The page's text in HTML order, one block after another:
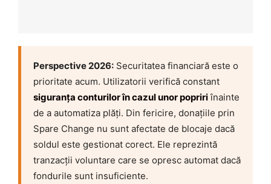
Perspective 2026: Securitatea financiară este o
prioritate acum. Utilizatorii verifică constant
siguranța conturilor în cazul unor popririînainte
de a automatiza plăți. Din fericire, donațiile prin
Spare Change nu sunt afectate de blocaje dacă
soldul este gestionat corect. Ele reprezintă
tranzacții voluntare care se opresc automat dacă
fondurile sunt insuficiente.